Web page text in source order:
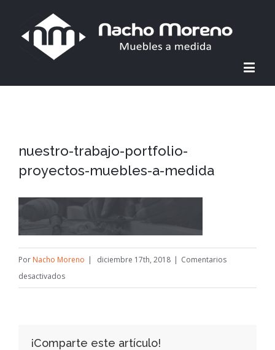
nuestro-trabajo-portfolio-
proyectos-muebles-a-medida
Por Nacho Moreno | diciembre 17th, 2018 | Comentarios
desactivadosen
proyectos-
¡Comparte este artículo!